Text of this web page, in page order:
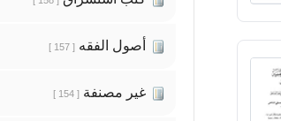
أصول الفقه [ 157 ]
غير مصنفة [ 154 ]